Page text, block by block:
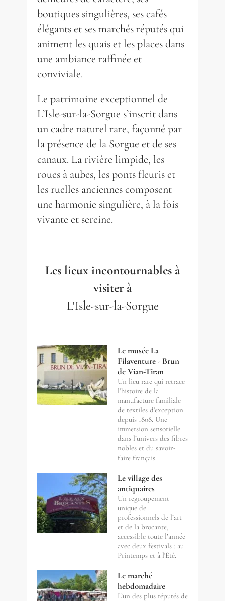
boutiques singulières, ses cafés
élégants et ses marchés réputés qui
animent les quais et les places dans
une ambiance raffinée et
conviviale.
Le patrimoine exceptionnel de
L’Isle-sur-la-Sorgue s’inscrit dans
un cadre naturel rare, façonné par
la présence de la Sorgue et de ses
canaux. La rivière limpide, les
roues à aubes, les ponts fleuris et
les ruelles anciennes composent
une harmonie singulière, à la fois
vivante et sereine.
Les lieux incontournables à
visiter à
L'Isle-sur-la-Sorgue
Le musée La
Filaventure - Brun
de Vian-Tiran
Un lieu rare qui retrace
l’histoire de la
manufacture familiale
de textiles d’exception
depuis 1808. Une
immersion sensorielle
dans l’univers des fibres
nobles et du savoir-
faire français.
Le village des
antiquaires
Un regroupement
unique de
professionnels de l’art
et de la brocante,
accessible toute l’année
avec deux festivals : au
Printemps et à l'Été.
Le marché
hebdomadaire
L’un des plus réputés de